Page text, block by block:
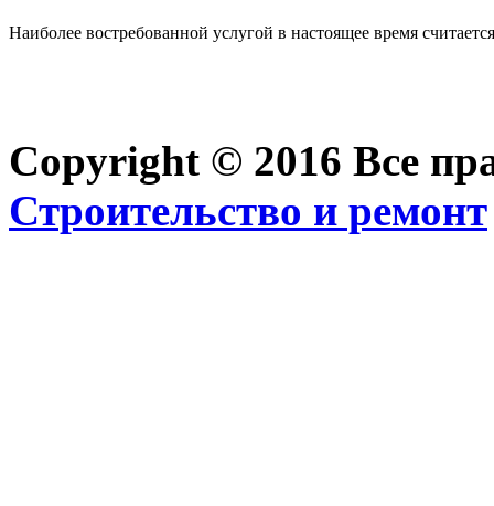
Наиболее востребованной услугой в настоящее время
Copyright © 2016 Все
Строительство и ремонт